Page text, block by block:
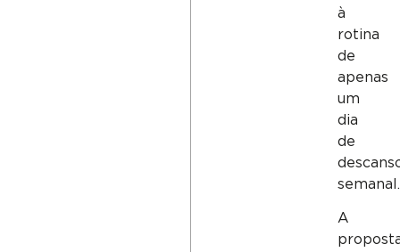
à
rotina
de
apenas
um
dia
de
semanal.
A